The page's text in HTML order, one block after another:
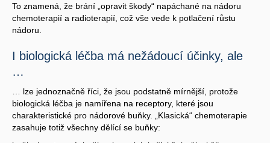
To znamená, že brání „opravit škody“ napáchané na nádoru
chemoterapií a radioterapií, což vše vede k potlačení růstu
nádoru.
I biologická léčba má nežádoucí účinky, ale
…
… lze jednoznačně říci, že jsou podstatně mírnější, protože
biologická léčba je namířena na receptory, které jsou
charakteristické pro nádorové buňky. „Klasická“ chemoterapie
zasahuje totiž všechny dělící se buňky: